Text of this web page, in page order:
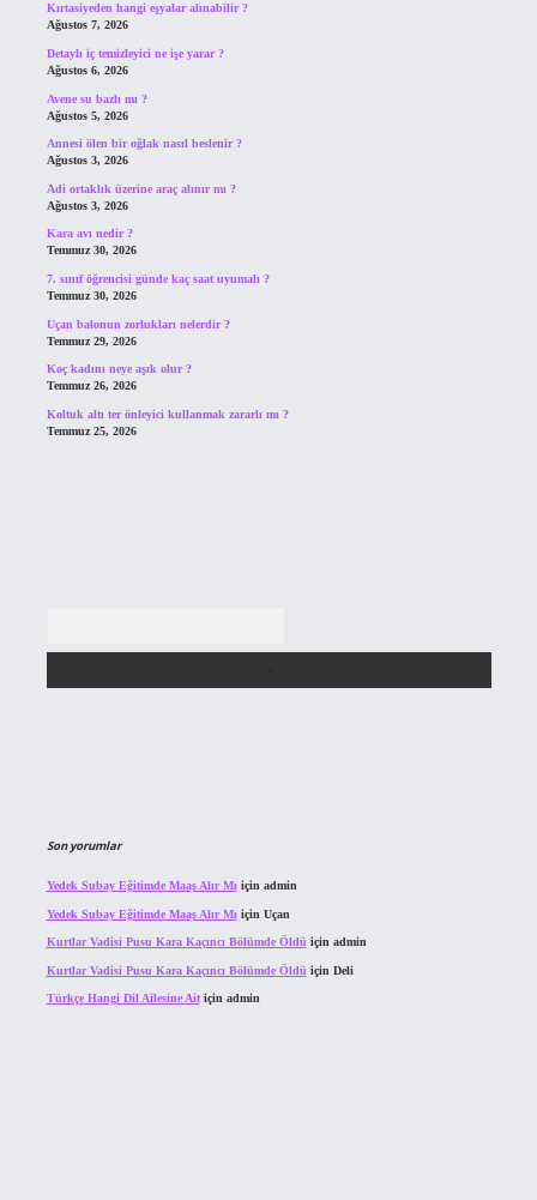
Kırtasiyeden hangi eşyalar alınabilir ?
Ağustos 7, 2026
Detaylı iç temizleyici ne işe yarar ?
Ağustos 6, 2026
Avene su bazlı mı ?
Ağustos 5, 2026
Annesi ölen bir oğlak nasıl beslenir ?
Ağustos 3, 2026
Adi ortaklık üzerine araç alınır mı ?
Ağustos 3, 2026
Kara avı nedir ?
Temmuz 30, 2026
7. sınıf öğrencisi günde kaç saat uyumalı ?
Temmuz 30, 2026
Uçan balonun zorlukları nelerdir ?
Temmuz 29, 2026
Koç kadını neye aşık olur ?
Temmuz 26, 2026
Koltuk altı ter önleyici kullanmak zararlı mı ?
Temmuz 25, 2026
Son yorumlar
Yedek Subay Eğitimde Maaş Alır Mı için admin
Yedek Subay Eğitimde Maaş Alır Mı için Uçan
Kurtlar Vadisi Pusu Kara Kaçıncı Bölümde Öldü için admin
Kurtlar Vadisi Pusu Kara Kaçıncı Bölümde Öldü için Deli
Türkçe Hangi Dil Ailesine Aitiçin admin